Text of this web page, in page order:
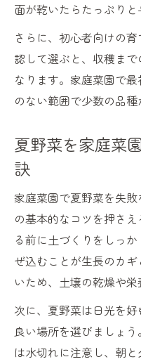
面が乾いたらたっぷりと
さらに、初心者向けの
認して選ぶと、収穫ま
なります。家庭菜園で
のない範囲で少数の品種
夏野菜を家庭菜
訣
家庭菜園で夏野菜を失
の基本的なコツを押さ
る前に土づくりをしっ
ぜ込むことが生長のカ
いため、土壌の乾燥や栄
次に、夏野菜は日光を
良い場所を選びましょ
は水切れに注意し、朝